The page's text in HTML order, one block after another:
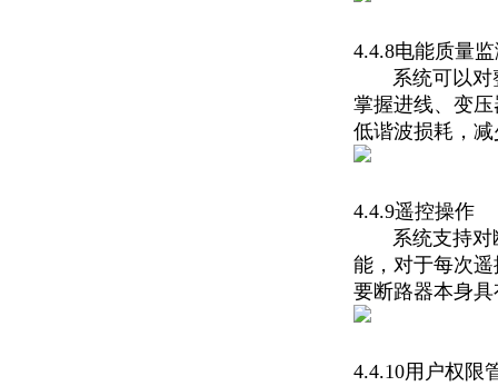
4.4.8电能质量
系统可以对整
掌握进线、变
低谐波损耗，
4.4.9遥控操作
系统支持对断
能，对于每次
要断路器本身
4.4.10用户权限